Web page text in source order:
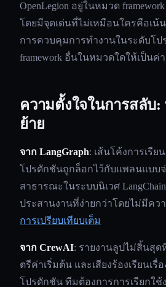
OpenLegion อยู่ในหมวด
โดยมีจุดเด่นที่ไม่เหมือนใครคือเน้
การควบคุมการทำงานในระดับโ
framework อื่นในหมวดใดให้เป็นค่
ความตั้งใจในการสลับ:
ย้าย
จาก LangGraph: เส้นโค้งการเรีย
โปรดักชันถูกล็อกไว้กับแพลนแบบจ่
สาธารณะในระบบนิเวศ
ประสานงานที่ง่ายกว่าโดยไม่มีค
การเปรียบเทียบเต็ม
จาก CrewAI: รายงานลูปไม่สิ้นสุด
ตรีค่าเริ่มต้น และเสียงร้องเรียนเรื่
โปรดักชัน ทีมต้องการการเรียกใ